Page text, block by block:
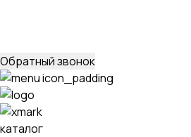
Обратный звонок
каталог